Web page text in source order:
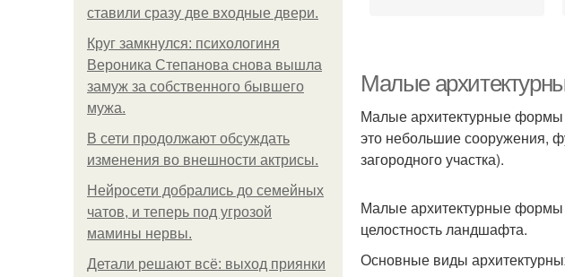
ставили сразу две входные двери.
Круг замкнулся: психологиня
Вероника Степанова снова вышла
замуж за собственного бывшего
мужа.
В сети продолжают обсуждать
изменения во внешности актрисы.
Нейросети добрались до семейных
чатов, и теперь под угрозой
мамины нервы.
Детали решают всё: выход приянки
Малые
Малые архитектурные формы
это небольшие сооружения,
загородного участка).
Малые архитектурные формы
целостность ландшафта.
Основные виды